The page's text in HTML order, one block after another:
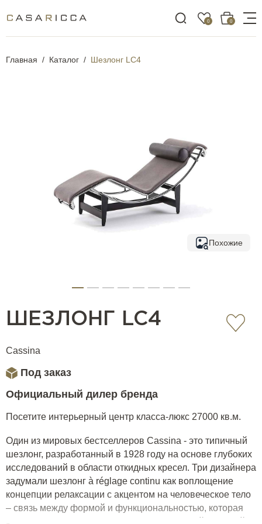
0 0
Главная Каталог Шезлонг LC4
Похожие
ШЕЗЛОНГ LC4
Cassina
Под заказ
Официальный дилер бренда
Посетите интерьерный центр класса-люкс 27000 кв.м.
Один из мировых бестселлеров Cassina - это типичный
шезлонг, разработанный в 1928 году на основе глубоких
исследований в области откидных кресел. Три дизайнера
задумали шезлонг à réglage continu как воплощение
концепции релаксации с акцентом на человеческое тело
– связь между формой и функциональностью, которая